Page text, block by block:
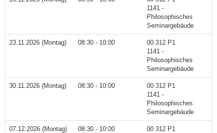
1141 -
Philosophisches
Seminargebäude
23.11.2026 (Montag) 08:30 - 10:00
00 312 P1
1141 -
Philosophisches
Seminargebäude
30.11.2026 (Montag) 08:30 - 10:00
00 312 P1
1141 -
Philosophisches
Seminargebäude
07.12.2026 (Montag) 08:30 - 10:00
00 312 P1